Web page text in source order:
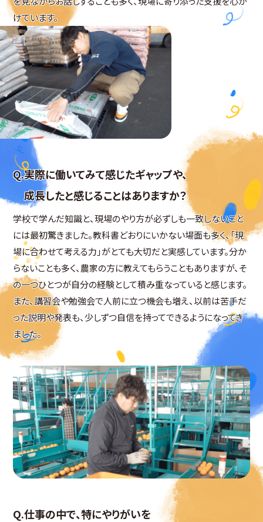
けています。
実際に働いてみて感じたギャップや、
成長したと感じることはありますか？
学校で学んだ知識と、現場のやり方が必ずしも一致しないこと
には最初驚きました。教科書どおりにいかない場面も多く、「現
場に合わせて考える力」がとても大切だと実感しています。分か
らないことも多く、農家の方に教えてもらうこともありますが、そ
の一つひとつが自分の経験として積み重なっていると感じます。
また、講習会や勉強会で人前に立つ機会も増え、以前は苦手だ
った説明や発表も、少しずつ自信を持ってできるようになってき
ました。
仕事の中で、特にやりがいを